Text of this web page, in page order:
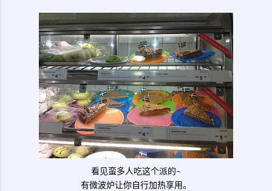
看见蛮多人吃这个派的~
有微波炉让你自行加热享用。